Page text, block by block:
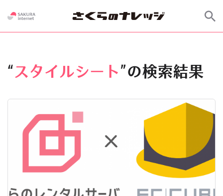
“ スタイルシート ”の検索結果